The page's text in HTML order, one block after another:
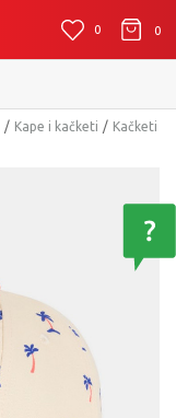
0 0
Kape i kačketi
Kačketi